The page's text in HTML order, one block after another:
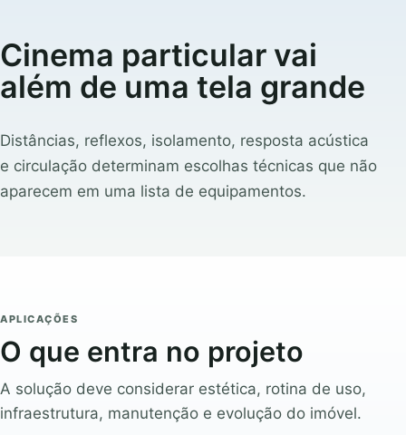
Cinema particular vai
além de uma tela grande
Distâncias, reflexos, isolamento, resposta acústica
e circulação determinam escolhas técnicas que não
aparecem em uma lista de equipamentos.
APLICAÇÕES
O que entra no projeto
A solução deve considerar estética, rotina de uso,
infraestrutura, manutenção e evolução do imóvel.